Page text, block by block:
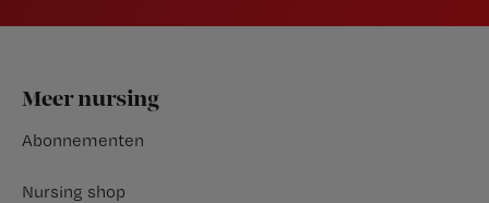
Footer
Meer nursing
Abonnementen
Nursing shop